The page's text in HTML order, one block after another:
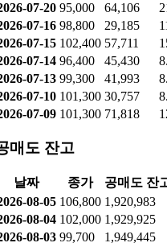
07-20 95,000 64,106
07-16 98,800 29,185
07-15 102,400 57,711
07-14 96,400 45,430
07-13 99,300 41,993
07-10 101,300 30,757
07-09 101,300 71,818
매도 잔고
날짜 종가 공매도 잔
08-05 106,800 1,920,983
08-04 102,000 1,929,925
08-03 99,700 1,949,445